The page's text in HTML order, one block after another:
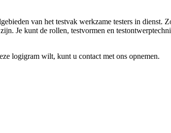
van het testvak werkzame testers in
Je kunt de rollen, testvormen en
logigram wilt, kunt u contact met ons opnemen.